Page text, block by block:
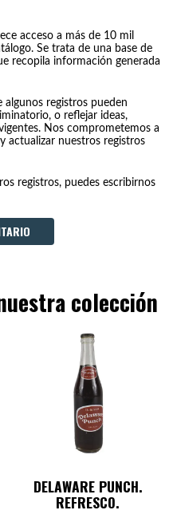
acceso a más de 10 mil
Se trata de una base de
recopila información generada
registros pueden
o reflejar ideas,
Nos comprometemos a
actualizar nuestros registros
registros, puedes escribirnos
colección
DELAWARE PUNCH.
REFRESCO.